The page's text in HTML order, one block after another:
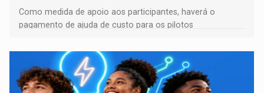
Como medida de apoio aos participantes, haverá o
pagamento de ajuda de custo para os pilotos